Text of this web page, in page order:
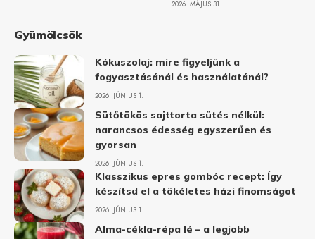
2026. MÁJUS 31.
Gyümölcsök
Kókuszolaj: mire figyeljünk a
fogyasztásánál és használatánál?
2026. JÚNIUS 1.
Sütőtökös sajttorta sütés nélkül:
narancsos édesség egyszerűen és
gyorsan
2026. JÚNIUS 1.
Klasszikus epres gombóc recept: Így
készítsd el a tökéletes házi finomságot
2026. JÚNIUS 1.
Alma-cékla-répa lé – a legjobb